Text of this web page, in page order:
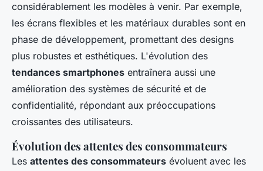
considérablement les modèles à venir. Par exemple,
les écrans flexibles et les matériaux durables sont en
phase de développement, promettant des designs
plus robustes et esthétiques. L'évolution des
tendances smartphones entraînera aussi une
amélioration des systèmes de sécurité et de
confidentialité, répondant aux préoccupations
croissantes des utilisateurs.
Évolution des attentes des consommateurs
Les attentes des consommateurs évoluent avec les